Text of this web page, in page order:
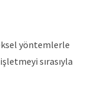
yöntemlerle
sırasıyla